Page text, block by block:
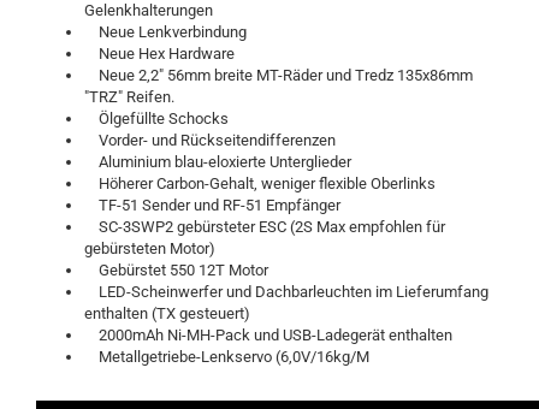
Gelenkhalterungen
Neue Lenkverbindung
Neue Hex Hardware
Neue 2,2" 56mm breite MT-Räder und Tredz 135x86mm
"TRZ" Reifen.
Ölgefüllte Schocks
Vorder- und Rückseitendifferenzen
Aluminium blau-eloxierte Unterglieder
Höherer Carbon-Gehalt, weniger flexible Oberlinks
TF-51 Sender und RF-51 Empfänger
SC-3SWP2 gebürsteter ESC (2S Max empfohlen für
gebürsteten Motor)
Gebürstet 550 12T Motor
LED-Scheinwerfer und Dachbarleuchten im Lieferumfang
enthalten (TX gesteuert)
2000mAh Ni-MH-Pack und USB-Ladegerät enthalten
Metallgetriebe-Lenkservo (6,0V/16kg/M